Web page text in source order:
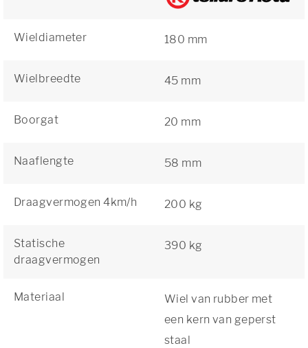
Wieldiameter 180 mm
Wielbreedte 45 mm
Boorgat 20 mm
Naaflengte 58 mm
Draagvermogen 4km/h 200 kg
Statische
draagvermogen
390 kg
Materiaal
Wiel van rubber met
een kern van geperst
staal